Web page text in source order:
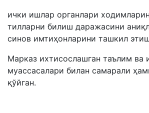
ички ишлар органлари
тилларни билиш даражасини
синов имтиҳонларини ташкил
Марказ ихтисослашган таълим ва
муассасалари билан самарали
қўйган.